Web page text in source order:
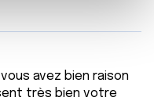
relatives aux
médias sociaux, de
combiner celles-ci
leur avez fournies
avez bien raison
très bien votre